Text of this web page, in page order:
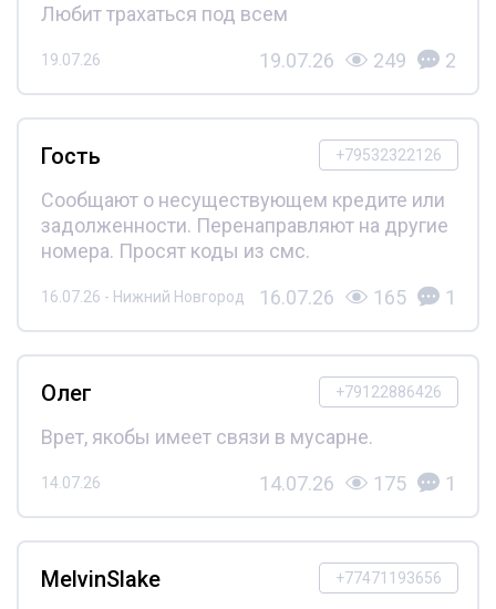
Любит трахаться под всем
19.07.26 19.07.26 249 2
+79532322126
Гость
Сообщают о несуществующем кредите или
задолженности. Перенаправляют на другие
номера. Просят коды из смс.
16.07.26 - Нижний Новгород 16.07.26 165 1
+79122886426
Олег
Врет, якобы имеет связи в мусарне.
14.07.26 14.07.26 175 1
+77471193656
MelvinSlake